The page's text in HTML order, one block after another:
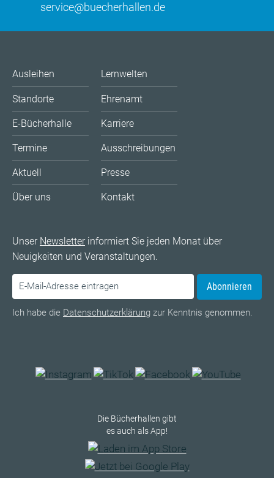
service@buecherhallen.de
Ausleihen
Standorte
E-Bücherhalle
Termine
Aktuell
Über uns
Lernwelten
Ehrenamt
Karriere
Ausschreibungen
Presse
Kontakt
Unser Newsletterinformiert Sie jeden Monat über
Neuigkeiten und Veranstaltungen.
Abonnieren
Ich habe die Datenschutzerklärung zur Kenntnis genommen.
Die Bücherhallen gibt
es auch als App!